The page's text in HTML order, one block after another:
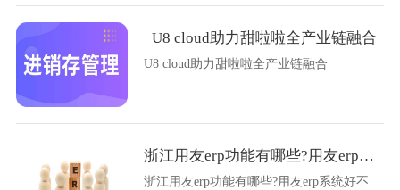
U8 cloud助力甜啦啦全产业链融合
U8 cloud助力甜啦啦全产业链融合
浙江用友erp功能有哪些?用友erp系统好不好?
浙江用友erp功能有哪些?用友erp系统好不